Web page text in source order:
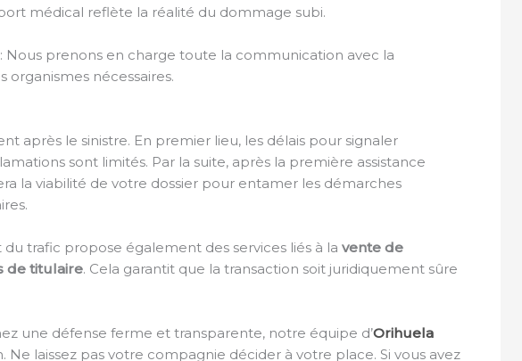
médical reflète la réalité du dommage subi.
: Nous prenons en charge toute la communication avec la
organismes nécessaires.
après le sinistre. En premier lieu, les délais pour signaler
sont limités. Par la suite, après la première assistance
la viabilité de votre dossier pour entamer les démarches
trafic propose également des services liés à la vente de
de titulaire. Cela garantit que la transaction soit juridiquement sûre
une défense ferme et transparente, notre équipe d’Orihuela
Ne laissez pas votre compagnie décider à votre place. Si vous avez